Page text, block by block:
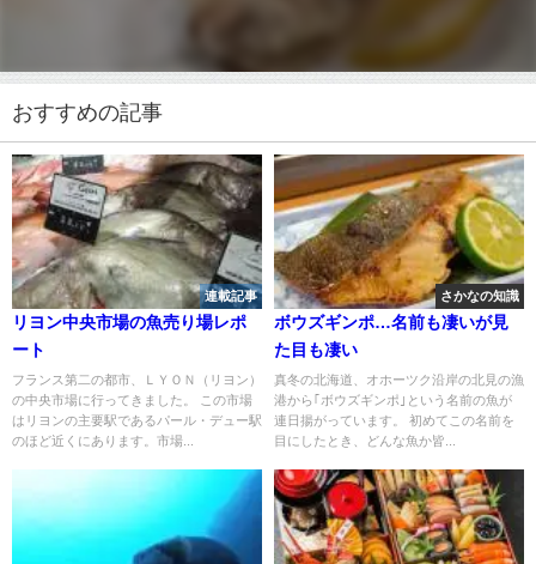
おすすめの記事
連載記事
リヨン中央市場の魚売り場レポ
ート
フランス第二の都市、ＬＹＯＮ（リヨン）
の中央市場に行ってきました。 この市場
はリヨンの主要駅であるパール・デュー駅
のほど近くにあります。市場...
さかなの知識
ボウズギンポ…名前も凄いが見
た目も凄い
真冬の北海道、オホーツク沿岸の北見の漁
港から｢ボウズギンポ｣という名前の魚が
連日揚がっています。 初めてこの名前を
目にしたとき、どんな魚か皆...